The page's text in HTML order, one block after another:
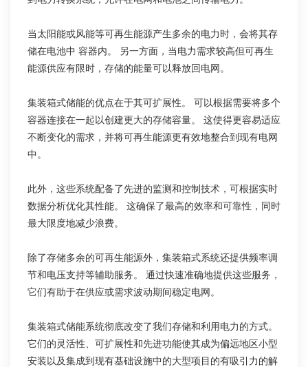
当太阳能或风能等可再生能源产生多余的电力时，会将其存
储在电池中 容器内。 另一方面，当电力需求较高但可再生
能源供应有限时，存储的能量可以释放回电网。
集装箱式储能的优点在于其可扩展性。 可以根据需要将多个
容器连接在一起以创建更大的存储容量。 这使得更容易适应
不断变化的需求，并将可再生能源更有效地整合到现有电网
中。
此外，这些系统配备了先进的监测和控制技术，可根据实时
数据分析优化其性能。 这确保了最高的效率和可靠性，同时
最大限度地减少浪费。
除了存储多余的可再生能源外，集装箱式系统还提供频率调
节和电压支持等辅助服务。 通过快速准确地提供这些服务，
它们有助于在供应或需求波动期间稳定电网。
集装箱式储能系统彻底改变了我们存储和利用电力的方式。
它们的灵活性、可扩展性和先进功能使其成为偏远地区小型
安装以及集成到现有基础设施中的大型项目的有吸引力的解